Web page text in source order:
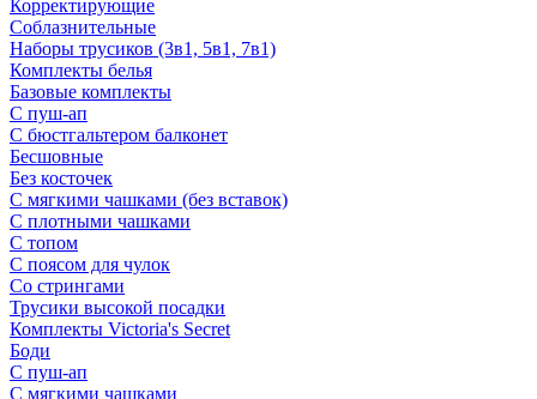
Корректирующие
Соблазнительные
Наборы трусиков (3в1, 5в1, 7в1)
Комплекты белья
Базовые комплекты
С пуш-ап
С бюстгальтером балконет
Бесшовные
Без косточек
С мягкими чашками (без вставок)
С плотными чашками
С топом
С поясом для чулок
Со стрингами
Трусики высокой посадки
Комплекты Victoria's Secret
Боди
С пуш-ап
С мягкими чашками